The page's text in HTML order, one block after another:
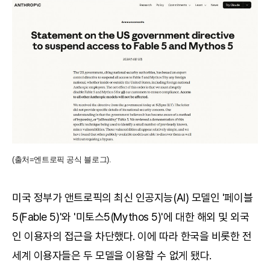
(출처=엔트로픽 공식 블로그).
미국 정부가 앤트로픽의 최신 인공지능(AI) 모델인 '페이블
5(Fable 5)'와 '미토스5(Mythos 5)'에 대한 해외 및 외국
인 이용자의 접근을 차단했다. 이에 따라 한국을 비롯한 전
세계 이용자들은 두 모델을 이용할 수 없게 됐다.